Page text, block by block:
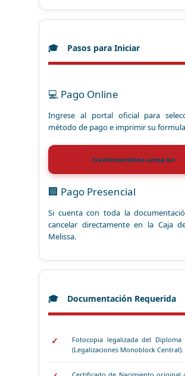
Pasos para Iniciar
💻 Pago Online
Ingrese al portal oficial para
método de pago e imprimir su
tramitesenlinea.umsa.bo
🏢 Pago Presencial
Si cuenta con toda la
cancelar directamente en la Caja
Melissa.
Documentación Requerida
Fotocopia legalizada del Diploma
(Legalizaciones Monoblock Central).